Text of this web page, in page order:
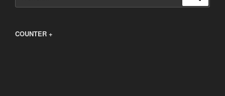
COUNTER +